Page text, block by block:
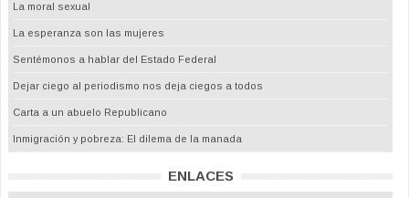
La moral sexual
La esperanza son las mujeres
Sentémonos a hablar del Estado Federal
Dejar ciego al periodismo nos deja ciegos a todos
Carta a un abuelo Republicano
Inmigración y pobreza: El dilema de la manada
ENLACES